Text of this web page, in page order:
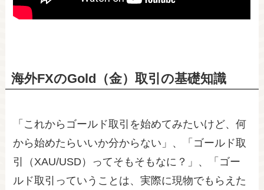
海外FXのGold（金）取引の基礎知識
「これからゴールド取引を始めてみたいけど、何
から始めたらいいか分からない」、「ゴールド取
引（XAU/USD）ってそもそもなに？」、「ゴー
ルド取引っていうことは、実際に現物でもらえた